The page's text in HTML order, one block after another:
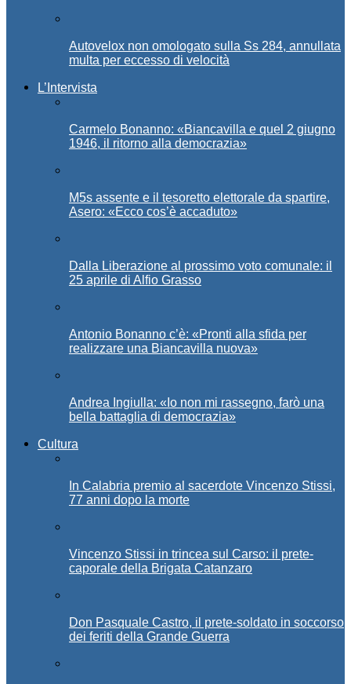
Autovelox non omologato sulla Ss 284, annullata
multa per eccesso di velocità
L’Intervista
Carmelo Bonanno: «Biancavilla e quel 2 giugno
1946, il ritorno alla democrazia»
M5s assente e il tesoretto elettorale da spartire,
Asero: «Ecco cos’è accaduto»
Dalla Liberazione al prossimo voto comunale: il
25 aprile di Alfio Grasso
Antonio Bonanno c’è: «Pronti alla sfida per
realizzare una Biancavilla nuova»
Andrea Ingiulla: «Io non mi rassegno, farò una
bella battaglia di democrazia»
Cultura
In Calabria premio al sacerdote Vincenzo Stissi,
77 anni dopo la morte
Vincenzo Stissi in trincea sul Carso: il prete-
caporale della Brigata Catanzaro
Don Pasquale Castro, il prete-soldato in soccorso
dei feriti della Grande Guerra